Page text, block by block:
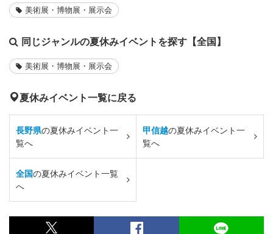
美術展・博物展・展示会
同じジャンルの夏休みイベントを探す【全国】
美術展・博物展・展示会
夏休みイベント一覧に戻る
長野県の夏休みイベント一
覧へ
甲信越の夏休みイベント一
覧へ
全国の夏休みイベント一覧
へ